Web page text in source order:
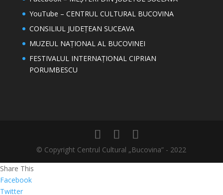
YouTube – CENTRUL CULTURAL BUCOVINA
CONSILIUL JUDEȚEAN SUCEAVA
MUZEUL NAȚIONAL AL BUCOVINEI
FESTIVALUL INTERNAȚIONAL CIPRIAN
PORUMBESCU
© Copyright Centrul Cultural „Bucovina” - 2022
Share This
Facebook
Twitter